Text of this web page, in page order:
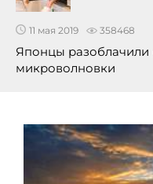
11 мая 2019 358468
Японцы разоблачили
микроволновки